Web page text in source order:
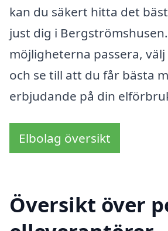
kan du säkert hitta det
just dig i
möjligheterna passera,
och se till att du får bästa
erbjudande på din
Elbolag översikt
Översikt över